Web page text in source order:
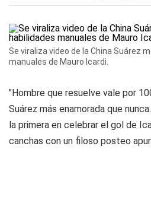
Se viraliza video de la China Suárez
manuales de Mauro Icardi.
"Hombre que resuelve vale por
Suárez más enamorada que
la primera en celebrar el gol de
canchas con un filoso posteo